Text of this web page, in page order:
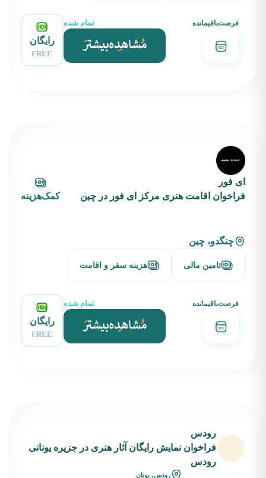
فرصت‌باقیمانده تمام شده
رایگان
FREE
ای فور
فراخوان اقامت هنری مرکز ای فور در چین
کمک‌هزینه
چنگدو، چین
تامین مالی هزینه سفر و اقامت
فرصت‌باقیمانده تمام شده
رایگان
FREE
رودس
فراخوان نمایش رایگان آثار هنری در جزیره یونانی
رودس
رودس، یونان